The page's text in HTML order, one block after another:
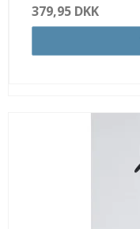
379,95 DKK